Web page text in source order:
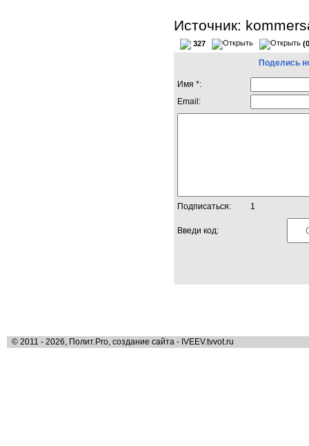
Источник:
327
Поделись
Имя *:
Email:
Подписаться: 1
Введи код:
© 2011 - 2026, Полит.Pro, создание сайта - IVEEV.tvvot.ru